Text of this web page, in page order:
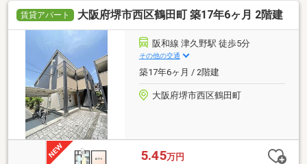
賃貸アパート 大阪府堺市西区鶴田町 築17年6ヶ月 2階建
阪和線 津久野駅 徒歩5分
その他の交通
築17年6ヶ月 / 2階建
大阪府堺市西区鶴田町
5.45万円